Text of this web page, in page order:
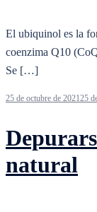
El ubiquinol es la
coenzima Q10
Se […]
25 de octubre de 202125
natural